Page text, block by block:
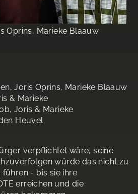
Oprins, Marieke Blaauw
Joris Oprins, Marieke Blaauw
& Marieke
Joris & Marieke
Heuvel
verpflichtet wäre, seine
würde das nicht zu
- bis sie ihre
erreichen und die